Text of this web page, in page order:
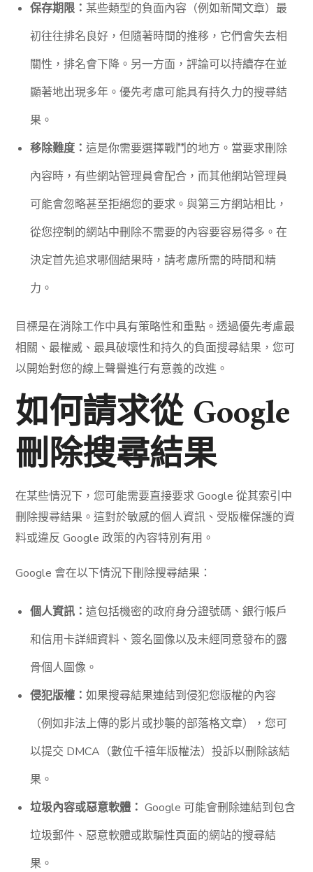
保存期限：某些類型的負面內容（例如新聞文章）最
初往往排名良好，但隨著時間的推移，它們會失去相
關性，排名會下降。另一方面，評論可以持續存在並
顯著地出現多年。優先考慮可能具有持久力的搜尋結
果。
移除難度：這是你需要選擇戰鬥的地方。當要求刪除
內容時，有些網站管理員會配合，而其他網站管理員
可能會忽略甚至拒絕您的要求。與第三方網站相比，
從您控制的網站中刪除不需要的內容要容易得多。在
決定首先追求哪個結果時，請考慮所需的時間和精
力。
目標是在消除工作中具有策略性和重點。透過優先考慮最
相關、最權威、最具破壞性和持久的負面搜尋結果，您可
以開始對您的線上聲譽進行有意義的改進。
如何請求從 Google
刪除搜尋結果
在某些情況下，您可能需要直接要求 Google 從其索引中
刪除搜尋結果。這對於敏感的個人資訊、受版權保護的資
料或違反 Google 政策的內容特別有用。
Google 會在以下情況下刪除搜尋結果：
個人資訊：這包括機密的政府身分證號碼、銀行帳戶
和信用卡詳細資料、簽名圖像以及未經同意發布的露
骨個人圖像。
侵犯版權：如果搜尋結果連結到侵犯您版權的內容
（例如非法上傳的影片或抄襲的部落格文章），您可
以提交 DMCA（數位千禧年版權法）投訴以刪除該結
果。
垃圾內容或惡意軟體： Google 可能會刪除連結到包含
垃圾郵件、惡意軟體或欺騙性頁面的網站的搜尋結
果。